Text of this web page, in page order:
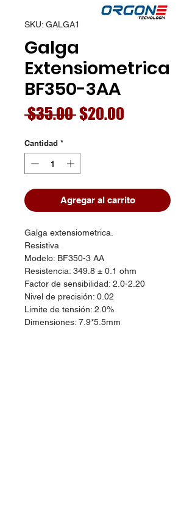
SKU: GALGA1
Galga
Extensiometrica
BF350-3AA
$35.00 Precio
$20.00
Cantidad *
Agregar al carrito
Galga extensiometrica.
Resistiva
Modelo: BF350-3 AA
Resistencia: 349.8 ± 0.1 ohm
Factor de sensibilidad: 2.0-2.20
Nivel de precisión: 0.02
Limite de tensión: 2.0%
Dimensiones: 7.9*5.5mm